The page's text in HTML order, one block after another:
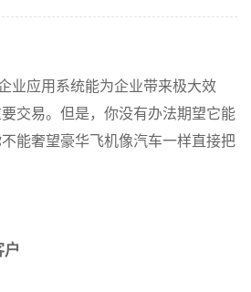
业应用系统能为企业带来极大效
交易。但是，你没有办法期望它能
能奢望豪华飞机像汽车一样直接把
户